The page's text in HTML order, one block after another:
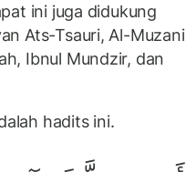
ini juga didukung
Ats-Tsauri, Al-Muzani
Ibnul Mundzir, dan
hadits ini.